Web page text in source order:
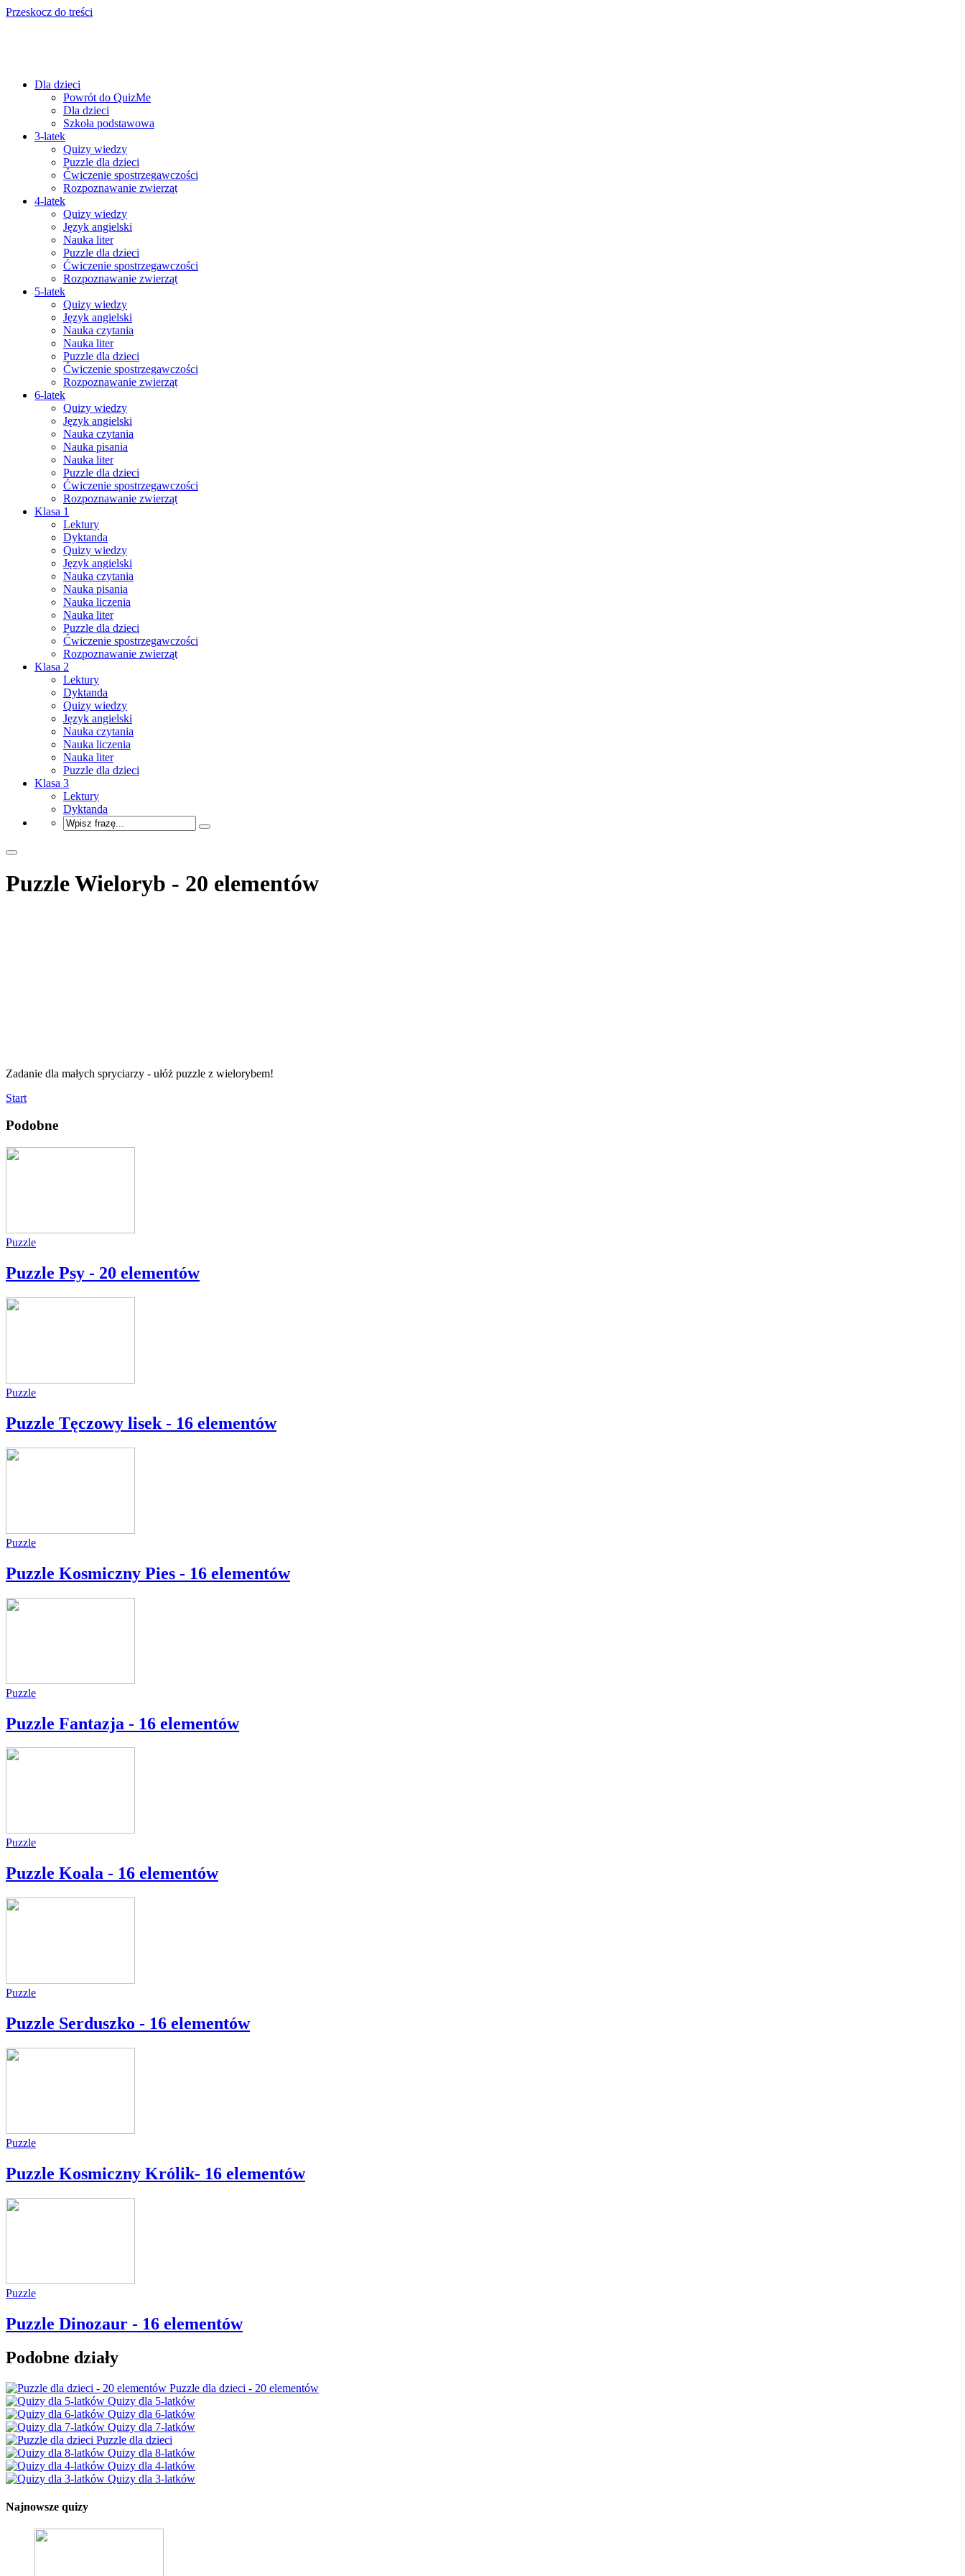
Przeskocz do treści
Dla dzieci
Powrót do QuizMe
Dla dzieci
Szkoła podstawowa
3-latek
Quizy wiedzy
Puzzle dla dzieci
Ćwiczenie spostrzegawczości
Rozpoznawanie zwierząt
4-latek
Quizy wiedzy
Język angielski
Nauka liter
Puzzle dla dzieci
Ćwiczenie spostrzegawczości
Rozpoznawanie zwierząt
5-latek
Quizy wiedzy
Język angielski
Nauka czytania
Nauka liter
Puzzle dla dzieci
Ćwiczenie spostrzegawczości
Rozpoznawanie zwierząt
6-latek
Quizy wiedzy
Język angielski
Nauka czytania
Nauka pisania
Nauka liter
Puzzle dla dzieci
Ćwiczenie spostrzegawczości
Rozpoznawanie zwierząt
Klasa 1
Lektury
Dyktanda
Quizy wiedzy
Język angielski
Nauka czytania
Nauka pisania
Nauka liczenia
Nauka liter
Puzzle dla dzieci
Ćwiczenie spostrzegawczości
Rozpoznawanie zwierząt
Klasa 2
Lektury
Dyktanda
Quizy wiedzy
Język angielski
Nauka czytania
Nauka liczenia
Nauka liter
Puzzle dla dzieci
Klasa 3
Lektury
Dyktanda
Puzzle Wieloryb - 20 elementów
Zadanie dla małych spryciarzy - ułóż puzzle z wielorybem!
Start
Podobne
Puzzle
Puzzle Psy - 20 elementów
Puzzle
Puzzle Tęczowy lisek - 16 elementów
Puzzle
Puzzle Kosmiczny Pies - 16 elementów
Puzzle
Puzzle Fantazja - 16 elementów
Puzzle
Puzzle Koala - 16 elementów
Puzzle
Puzzle Serduszko - 16 elementów
Puzzle
Puzzle Kosmiczny Królik- 16 elementów
Puzzle
Puzzle Dinozaur - 16 elementów
Podobne działy
Puzzle dla dzieci - 20 elementów
Quizy dla 5-latków
Quizy dla 6-latków
Quizy dla 7-latków
Puzzle dla dzieci
Quizy dla 8-latków
Quizy dla 4-latków
Quizy dla 3-latków
Najnowsze quizy